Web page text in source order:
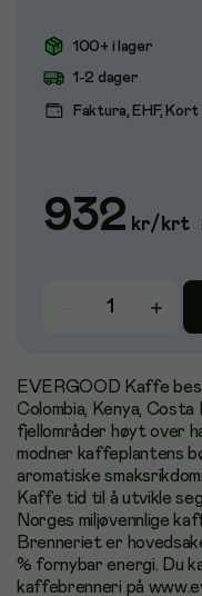
100+ i lager
1-2 dager
Faktura, EHF, Kort
932 kr/ krt
EVERGOOD Kaffe
Colombia, Kenya, Costa
fjellområder høyt over
modner kaffeplantens
aromatiske
Kaffe tid til å utvikle
Norges miljøvennlige
Brenneriet er
% fornybar energi. Du
kaffebrenneri på